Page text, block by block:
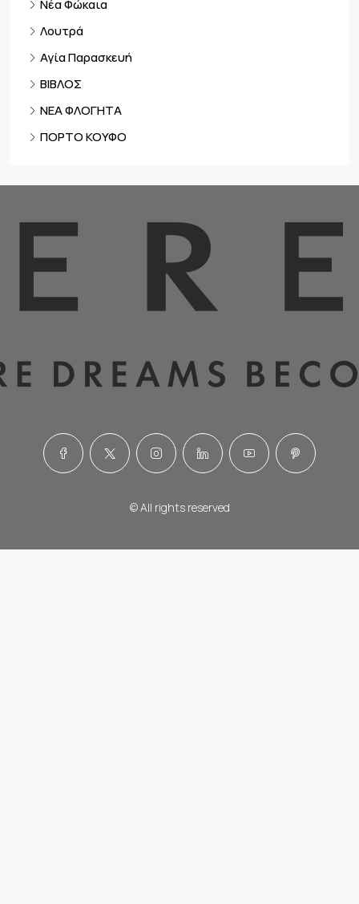
Νέα Φώκαια
Λουτρά
Αγία Παρασκευή
ΒΙΒΛΟΣ
ΝΕΑ ΦΛΟΓΗΤΑ
ΠΟΡΤΟ ΚΟΥΦΟ
© All rights reserved